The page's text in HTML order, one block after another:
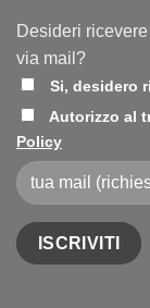
Desideri
via mail?
Si, desidero
Autorizzo al
Policy